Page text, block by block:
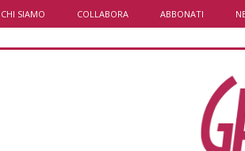
CHI SIAMO COLLABORA ABBONATI